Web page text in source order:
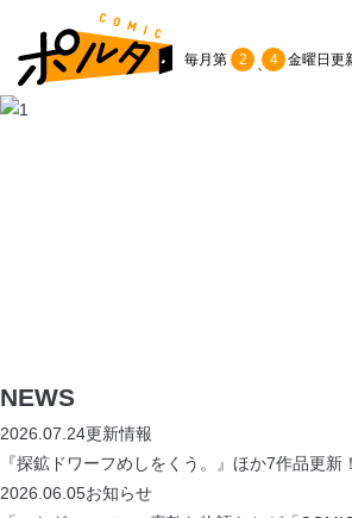
毎月第 2 4 金曜日 更
NEWS
2026.07.24更新情報
『探鉱ドワーフめしをくう。』ほか7作品更新！
2026.06.05お知らせ